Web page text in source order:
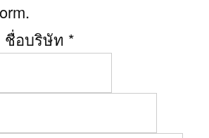
ชื่อบริษัท *